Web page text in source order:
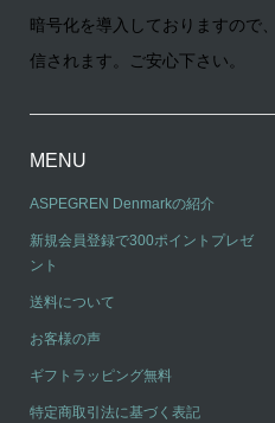
暗号化を導入しておりますので
信されます。ご安心下さい。
MENU
ASPEGREN Denmarkの紹介
新規会員登録で300ポイントプレゼ
ント
送料について
お客様の声
ギフトラッピング無料
特定商取引法に基づく表記